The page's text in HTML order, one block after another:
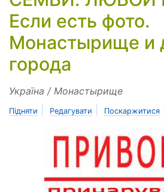
Если есть фото.
Монастырище и
города
Україна / Монастырище
Підняти Редагувати Поскаржитися